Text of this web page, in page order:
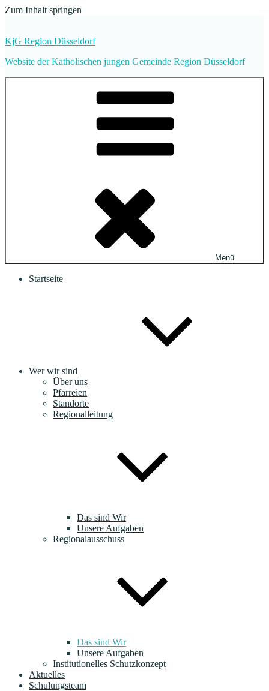
Zum Inhalt springen
KjG Region Düsseldorf
Website der Katholischen jungen Gemeinde Region Düsseldorf
Menü
Startseite
Wer wir sind
Über uns
Pfarreien
Standorte
Regionalleitung
Das sind Wir
Unsere Aufgaben
Regionalausschuss
Das sind Wir
Unsere Aufgaben
Institutionelles Schutzkonzept
Aktuelles
Schulungsteam